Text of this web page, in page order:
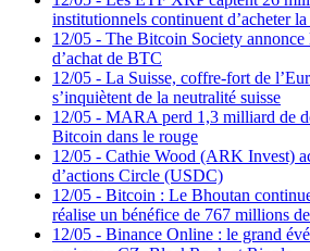
institutionnels continuent d’acheter
12/05 - The Bitcoin Society annonce
d’achat de BTC
12/05 - La Suisse, coffre-fort de
s’inquiètent de la neutralité suisse
12/05 - MARA perd 1,3 milliard de
Bitcoin dans le rouge
12/05 - Cathie Wood (ARK Invest)
d’actions Circle (USDC)
12/05 - Bitcoin : Le Bhoutan
réalise un bénéfice de 767 millions
12/05 - Binance Online : le grand